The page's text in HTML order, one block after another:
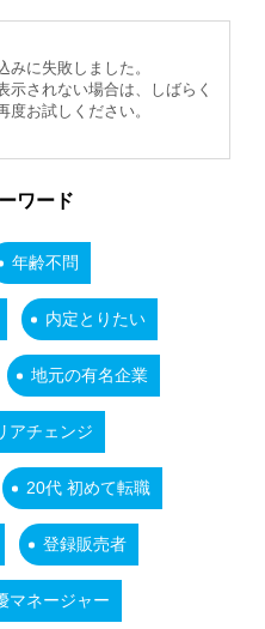
みに失敗しました。
示されない場合は、しばらく
度お試しください。
ワード
年齢不問
内定とりたい
地元の有名企業
アチェンジ
20代 初めて転職
登録販売者
マネージャー